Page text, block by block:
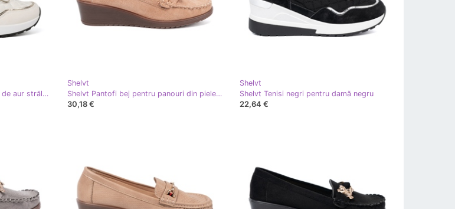
Shelvt Adidași bej cu accente de aur strălucitoare
Shelvt
Shelvt Pantofi bej pentru panouri din piele de căprioară
30,18 €
Shelvt
Shelvt Tenisi negri pentru damă negru
22,64 €